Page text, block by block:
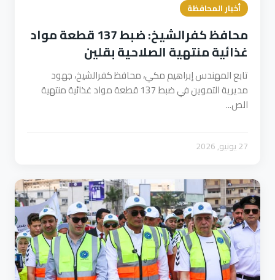
أخبار المحافظة
محافظ كفرالشيخ: ضبط 137 قطعة مواد
غذائية منتهية الصلاحية بقلين
تابع المهندس إبراهيم مكي، محافظ كفرالشيخ، جهود
مديرية التموين في ضبط 137 قطعة مواد غذائية منتهية
الص...
27 يونيو, 2026